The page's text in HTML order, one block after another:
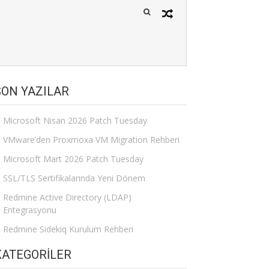
YAZILAR
Microsoft Nisan 2026 Patch Tuesday
VMware’den Proxmoxa VM Migration Rehberi
Microsoft Mart 2026 Patch Tuesday
SSL/TLS Sertifikalarında Yeni Dönem
Redmine Active Directory (LDAP)
Entegrasyonu
Redmine Sidekiq Kurulum Rehberi